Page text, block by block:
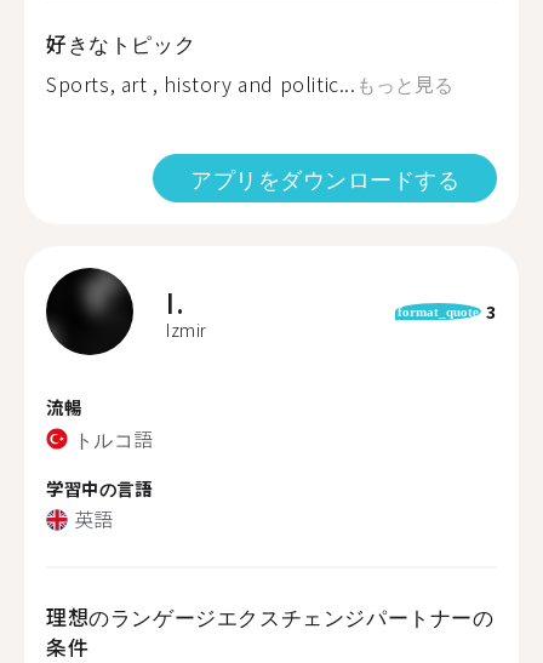
好きなトピック
Sports, art , history and politic... もっと見る
アプリをダウンロードする
I.
Izmir
format_quote 3
流暢
トルコ語
学習中の言語
英語
理想のランゲージエクスチェンジパートナーの
条件